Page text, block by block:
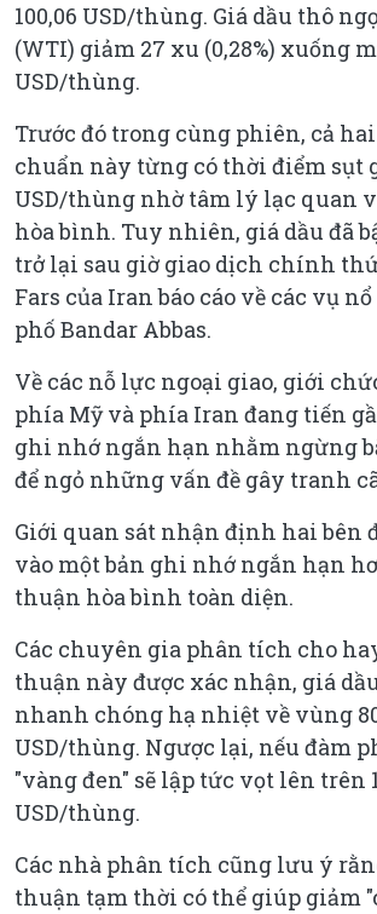
100,06 USD/thùng. Giá dầu thô
(WTI) giảm 27 xu (0,28%) xuống
USD/thùng.
Trước đó trong cùng phiên, cả
chuẩn này từng có thời điểm sụt
USD/thùng nhờ tâm lý lạc quan
hòa bình. Tuy nhiên, giá dầu đã
trở lại sau giờ giao dịch chính
Fars của Iran báo cáo về các vụ
phố Bandar Abbas.
Về các nỗ lực ngoại giao, giới
phía Mỹ và phía Iran đang tiến
ghi nhớ ngắn hạn nhằm ngừng
để ngỏ những vấn đề gây tranh
Giới quan sát nhận định hai bên
vào một bản ghi nhớ ngắn hạn
thuận hòa bình toàn diện.
Các chuyên gia phân tích cho
thuận này được xác nhận, giá
nhanh chóng hạ nhiệt về vùng
USD/thùng. Ngược lại, nếu đàm
"vàng đen" sẽ lập tức vọt lên trên
USD/thùng.
Các nhà phân tích cũng lưu ý
thuận tạm thời có thể giúp giảm